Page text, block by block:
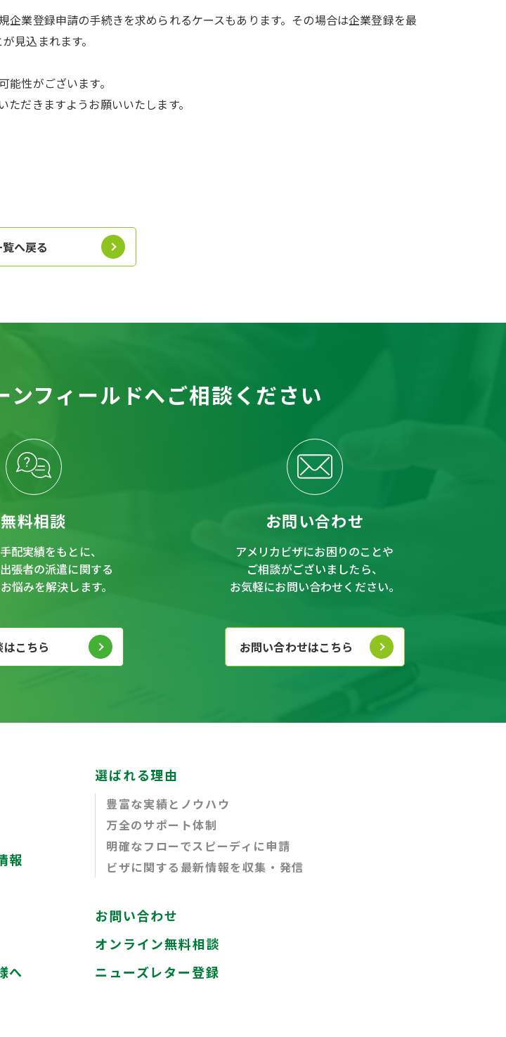
企業登録申請の手続きを求められるケースもあります。 その場合は企業登録を最
見込まれます。
性がございます。
だきますようお願いいたします。
へ戻る
ンフィールドへご相談ください
無料相談
配実績をもとに、
張者の派遣に関する
悩みを解決します。
こちら
お問い合わせ
アメリカビザにお困りのことや
ご相談がございましたら、
お気軽にお問い合わせください。
お問い合わせはこちら
報
選ばれる理由
豊富な実績とノウハウ
万全のサポート体制
明確なフローでスピーディに申請
ビザに関する最新情報を収集・発信
へ
お問い合わせ
オンライン無料相談
ニューズレター登録